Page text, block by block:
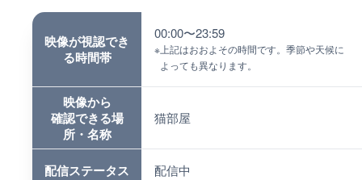
映像が視認でき
る時間帯
00:00〜23:59
※ 上記はおおよその時間です。季節や天候に
よっても異なります。
映像から
確認できる場
所・名称
猫部屋
配信ステータス 配信中